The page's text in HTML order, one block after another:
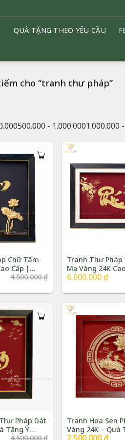
QUÀ TẶNG THEO YÊU CẦU
cho “tranh thư pháp”
500.000 - 1.000.0001.000.000
Chữ Tâm
Cấp |
4.500.000₫
Tranh Thư Pháp
Mạ Vàng 24K
Phượng Vũ Gold
6.000.000₫
Pháp Dát
Tặng Ý
4.500.000₫
Tranh Hoa Sen
Vàng 24K – Quà
Giá Giá